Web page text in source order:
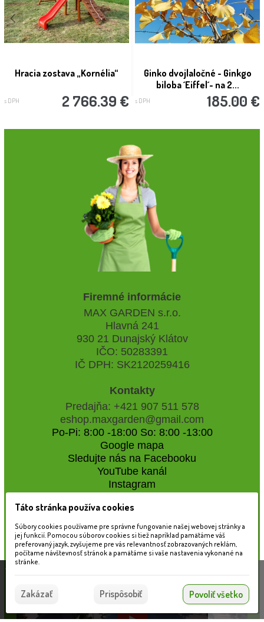
Hracia zostava „Kornélia“
s DPH 2 766.39 €
Ginko dvojlaločné - Ginkgo
biloba ´Eiffel´- na 2...
s DPH 185.00 €
Firemné informácie
MAX GARDEN s.r.o.
Hlavná 241
930 21 Dunajský Klátov
IČO: 50283391
IČ DPH: SK2120259416
Kontakty
Predajňa: +421 907 511 578
eshop.maxgarden@gmail.com
Po-Pi: 8:00 -18:00 So: 8:00 -13:00
Google mapa
Sledujte nás na Facebooku
YouTube kanál
Instagram
Naše záhradné centrum
Táto stránka používa súbory cookies, ktoré nám
pomáhajú poskytovať služby. Používaním našich
služieb vyjadrujete súhlas s používaním súborov
Súhlasím
Táto stránka používa cookies
Súbory cookies používame pre správne fungovanie našej webovej stránky a
jej funkcií. Pomocou súborov cookies si tiež napríklad pamätáme váš
preferovaný jazyk, zvyšujeme pre vás relevantnosť zobrazovaných reklám,
počítame návštevnosť stránok a pamätáme si vaše nastavenia vykonané na
stránke.
Zakázať Prispôsobiť Povoliť všetko